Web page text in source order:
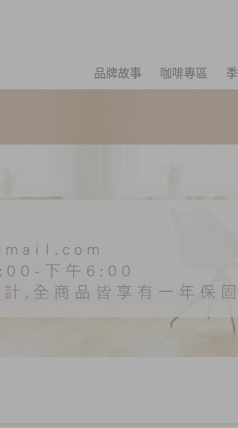
品牌故事
咖啡專區